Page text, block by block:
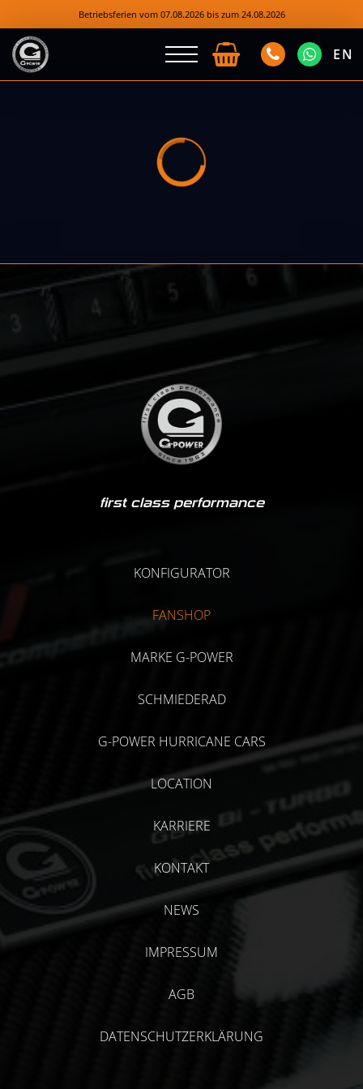
Betriebsferien vom 07.08.2026 bis zum 24.08.2026
EN
first class performance
KONFIGURATOR
FANSHOP
MARKE G-POWER
SCHMIEDERAD
G-POWER HURRICANE CARS
LOCATION
KARRIERE
KONTAKT
NEWS
IMPRESSUM
AGB
DATENSCHUTZERKLÄRUNG